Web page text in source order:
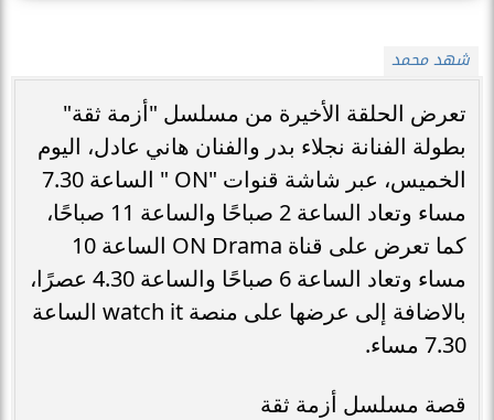
شهد محمد
تعرض الحلقة الأخيرة من مسلسل "أزمة ثقة"
بطولة الفنانة نجلاء بدر والفنان هاني عادل، اليوم
الخميس، عبر شاشة قنوات "ON " الساعة 7.30
مساء وتعاد الساعة 2 صباحًا والساعة 11 صباحًا،
كما تعرض على قناة ON Drama الساعة 10
مساء وتعاد الساعة 6 صباحًا والساعة 4.30 عصرًا،
بالاضافة إلى عرضها على منصة watch it الساعة
7.30 مساء.
قصة مسلسل أزمة ثقة